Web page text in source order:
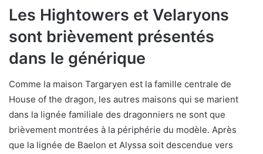
Les Hightowers et Velaryons
sont brièvement présentés
dans le générique
Comme la maison Targaryen est la famille centrale de
House of the dragon, les autres maisons qui se marient
dans la lignée familiale des dragonniers ne sont que
brièvement montrées à la périphérie du modèle. Après
que la lignée de Baelon et Alyssa soit descendue vers